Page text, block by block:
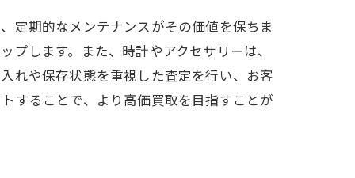
定期的なメンテナンスがその価値を保ちま
します。また、時計やアクセサリーは、
れや保存状態を重視した査定を行い、お客
することで、より高価買取を目指すことが